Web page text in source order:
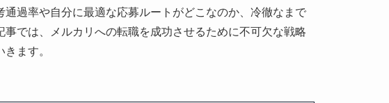
過率や自分に最適な応募ルートがどこなのか、冷徹なまで
では、メルカリへの転職を成功させるために不可欠な戦略
ます。